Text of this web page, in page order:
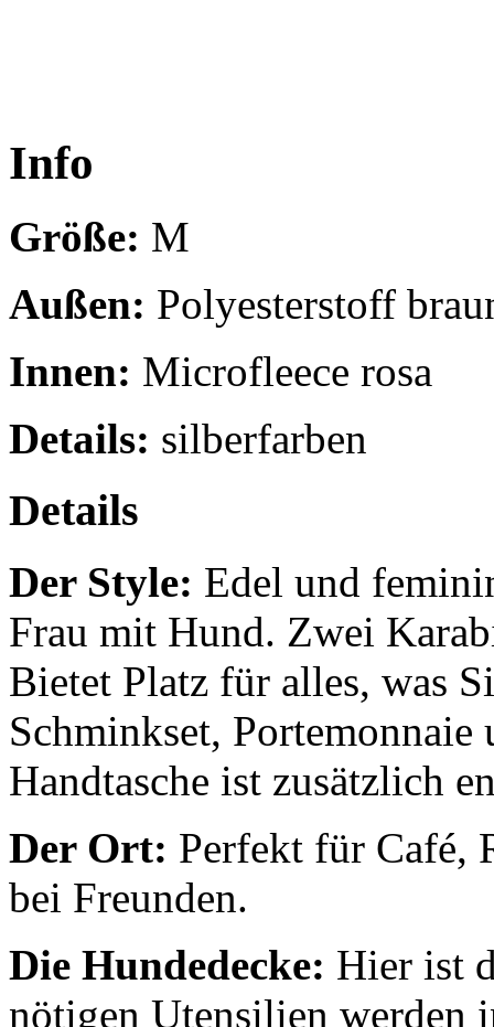
Info
Größe: M
Außen: Polyesterstoff
Innen: Microfleece rosa
Details: silberfarben
Details
Der Style: Edel und
Frau mit Hund. Zwei
Bietet Platz für alles, was
Schminkset,
Handtasche ist zusätzlich
Der Ort: Perfekt für Café,
bei Freunden.
Die Hundedecke: Hier ist
nötigen Utensilien werden